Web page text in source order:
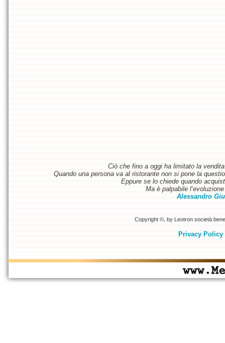
Ciò che fino a oggi ha limitato la
Quando una persona va al ristorante non si pone la
Eppure se lo chiede quando
Ma è palpabile
Alessandro
Copyright ©, by Leotron società
Privacy Policy